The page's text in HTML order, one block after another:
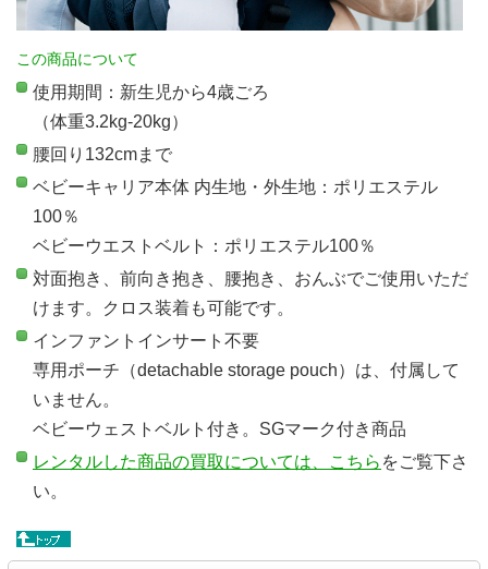
この商品について
使用期間：新生児から4歳ごろ
（体重3.2kg-20kg）
腰回り132cmまで
ベビーキャリア本体 内生地・外生地：ポリエステル
100％
ベビーウエストベルト：ポリエステル100％
対面抱き、前向き抱き、腰抱き、おんぶでご使用いただ
けます。クロス装着も可能です。
インファントインサート不要
専用ポーチ（detachable storage pouch）は、付属して
いません。
ベビーウェストベルト付き。SGマーク付き商品
レンタルした商品の買取については、こちら をご覧下さ
い。